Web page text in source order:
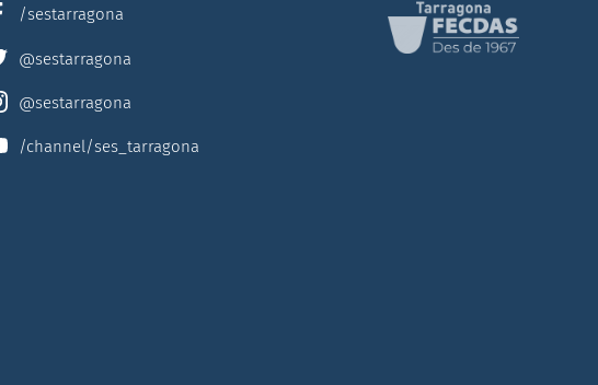
/sestarragona
@sestarragona
@sestarragona
/channel/ses_tarragona